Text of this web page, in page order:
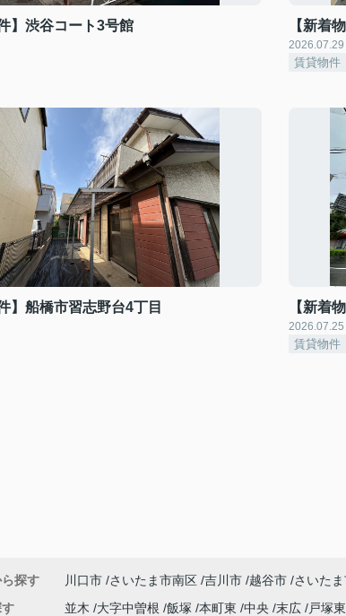
】渋谷コート3号館 【新着
2026.07.29
賃貸物件
】船橋市習志野台4丁目 【新着
2026.07.25
賃貸物件
探す 川口市 さいたま市南区 吉川市 越谷市 さいた
並木 大字中曽根 飯塚 本町東 中央 末広 戸塚東